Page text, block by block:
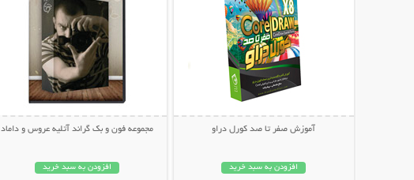
آموزش صفر تا صد کورل دراو
افزودن به سبد خرید
مجموعه فون و بک گراند آتلیه عروس و داماد
افزودن به سبد خرید